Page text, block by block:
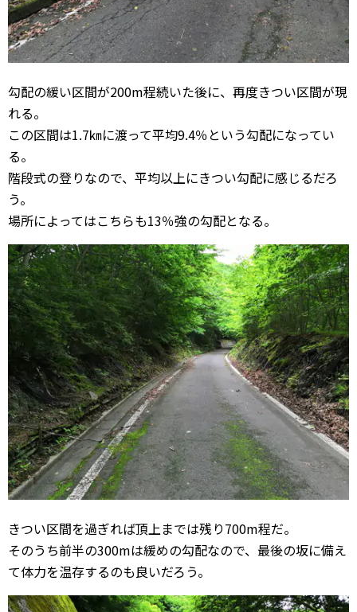
勾配の緩い区間が200m程続いた後に、再度きつい区間が現
れる。
この区間は1.7㎞に渡って平均9.4％という勾配になってい
る。
階段式の登りなので、平均以上にきつい勾配に感じるだろ
う。
場所によってはこちらも13％強の勾配となる。
きつい区間を過ぎれば頂上までは残り700m程だ。
そのうち前半の300mは緩めの勾配なので、最後の坂に備え
て体力を温存するのも良いだろう。